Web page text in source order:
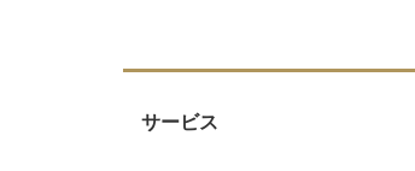
サービス